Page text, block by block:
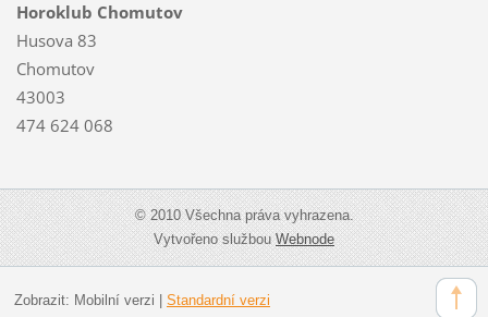
Horoklub Chomutov
Husova 83
Chomutov
43003
474 624 068
© 2010 Všechna práva vyhrazena.
Vytvořeno službouWebnode
Zobrazit: Mobilní verzi | Standardní verzi